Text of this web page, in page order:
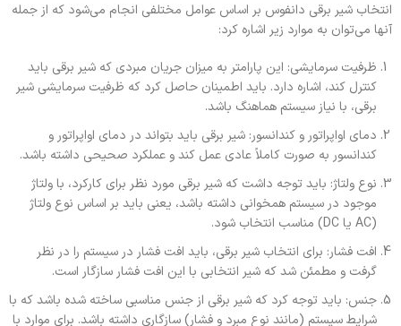
انتخاب شیر برقی دانفوس بر اساس عوامل مختلفی انجام می‌شود که از جمله
آنها می‌توان به موارد زیر اشاره کرد:
ظرفیت سرمایشی: این پارامتر به میزان جریان مبردی که شیر برقی باید
کنترل کند، اشاره دارد. باید اطمینان حاصل کرد که ظرفیت سرمایشی شیر
برقی، با نیاز سیستم هماهنگ باشد.
دمای اواپراتور و کندانسور: شیر برقی باید بتواند در دمای اواپراتور و
کندانسور به صورت کاملاً عادی عمل کند و عملکرد صحیحی داشته باشد.
نوع ولتاژ: باید توجه داشت که شیر برقی مورد نظر برای کارکرد، با ولتاژ
موجود در سیستم همخوانی داشته باشد، یعنی باید بر اساس نوع ولتاژ
(AC یا DC) مناسب انتخاب شود.
افت فشار: برای انتخاب شیر برقی، باید افت فشار در سیستم را در نظر
گرفت و مطمئن شد که شیر انتخابی با این افت فشار سازگار است.
جنس: باید توجه کرد که شیر برقی از جنس مناسبی ساخته شده باشد که با
شرایط سیستم (مانند نوع مبرد و فشار) سازگاری داشته باشد. برای موارد با